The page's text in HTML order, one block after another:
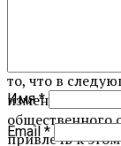
Кроме того,
то, что в
изменится.
общественного
привлечь к
Имя*
Email *